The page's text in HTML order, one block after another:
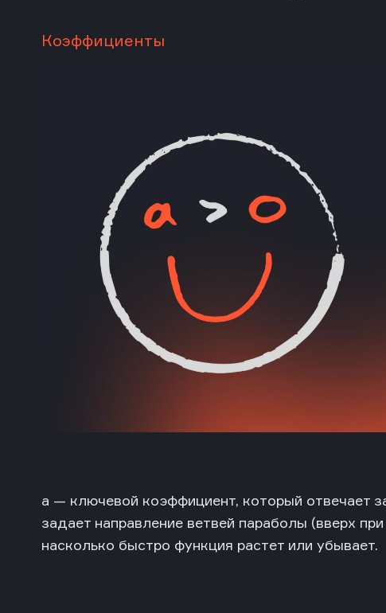
Коэффициенты
a — ключевой коэффициент, который отвечает
задает направление ветвей параболы (вверх
насколько быстро функция растет или убывает.